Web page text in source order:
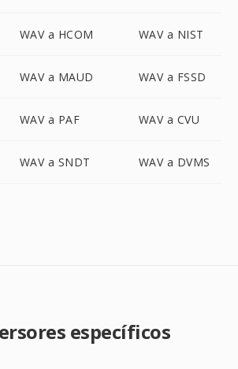
WAV a HCOM WAV a NIST
WAV a MAUD WAV a FSSD
WAV a PAF WAV a CVU
WAV a SNDT WAV a DVMS
específicos